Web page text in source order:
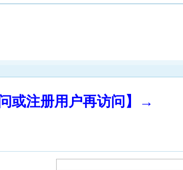
或注册用户再访问】→